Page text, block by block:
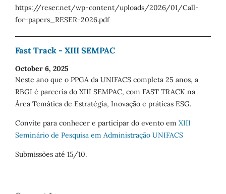
https://reser.net/wp-content/uploads/2026/01/Call-
for-papers_RESER-2026.pdf
Fast Track - XIII SEMPAC
October 6, 2025
Neste ano que o PPGA da UNIFACS completa 25 anos, a
RBGI é parceria do XIII SEMPAC, com FAST TRACK na
Área Temática de Estratégia, Inovação e práticas ESG.
Convite para conhecer e participar do evento em XIII
Seminário de Pesquisa em Administração UNIFACS
Submissões até 15/10.